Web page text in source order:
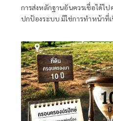
การส่งหลักฐานอันควรเชื่อได้ไ
ปกป้องระบบ มิใช่การทำหน้า